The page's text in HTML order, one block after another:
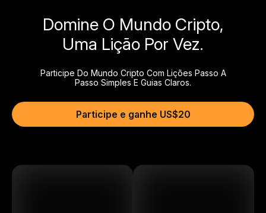
Domine O Mundo Cripto,
Uma Lição Por Vez.
Participe Do Mundo Cripto Com Lições Passo A
Passo Simples E Guias Claros.
Participe e ganhe US$20